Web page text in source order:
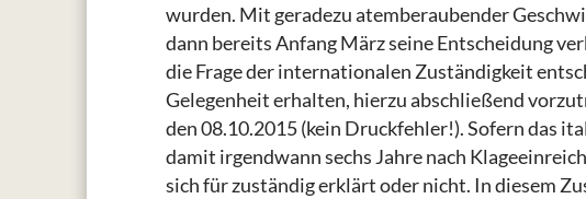
wurden. Mit geradezu atemberaubender
dann bereits Anfang März seine Entscheidung
die Frage der internationalen Zuständigkeit
Gelegenheit erhalten, hierzu abschließend
den 08.10.2015 (kein Druckfehler!). Sofern das
damit irgendwann sechs Jahre nach
sich für zuständig erklärt oder nicht. In diesem